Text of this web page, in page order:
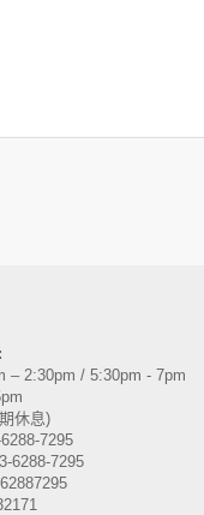
– 2:30pm / 5:30pm - 7pm
休息)
7295
6288-7295